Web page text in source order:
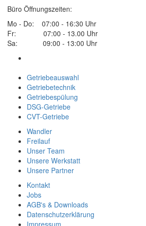
Büro Öffnungszeiten:
Mo - Do: 07:00 - 16:30 Uhr
Fr: 07:00 - 13.00 Uhr
Sa: 09:00 - 13:00 Uhr
Getriebeauswahl
Getriebetechnik
Getriebespülung
DSG-Getriebe
CVT-Getriebe
Wandler
Freilauf
Unser Team
Unsere Werkstatt
Unsere Partner
Kontakt
Jobs
AGB's & Downloads
Datenschutzerklärung